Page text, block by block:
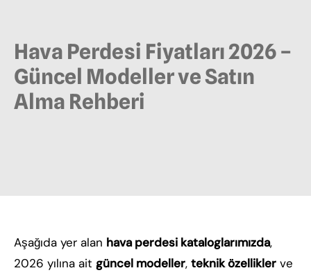
Hava Perdesi Fiyatları 2026 –
Güncel Modeller ve Satın
Alma Rehberi
Aşağıda yer alan hava perdesi kataloglarımızda,
2026 yılına ait güncel modeller, teknik özellikler ve